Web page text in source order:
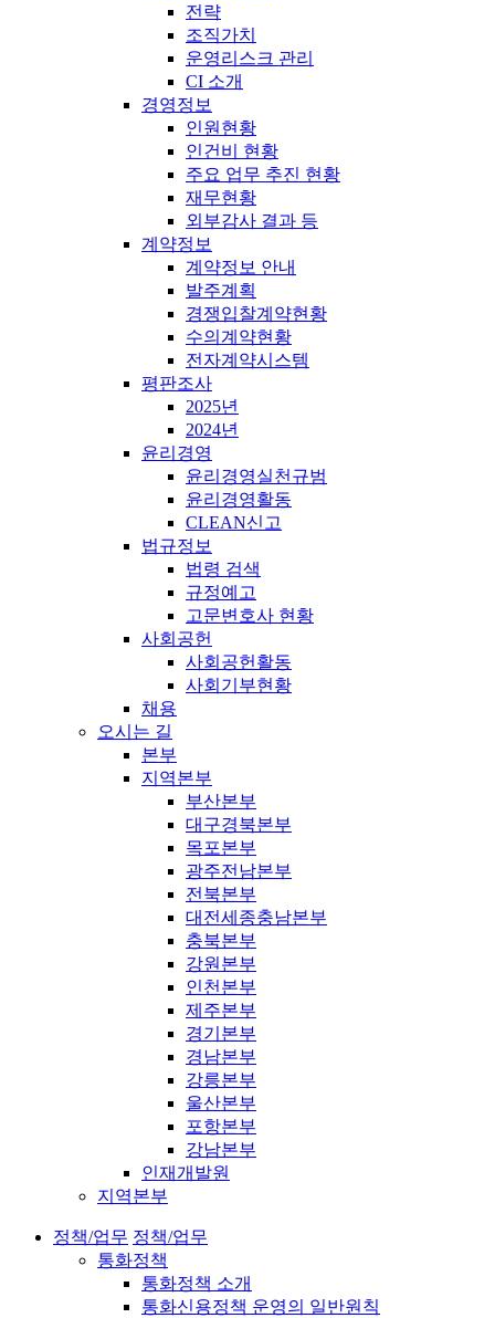
전략
조직가치
운영리스크 관리
CI 소개
경영정보
인원현황
인건비 현황
주요 업무 추진 현황
재무현황
외부감사 결과 등
계약정보
계약정보 안내
발주계획
경쟁입찰계약현황
수의계약현황
전자계약시스템
평판조사
2025년
2024년
윤리경영
윤리경영실천규범
윤리경영활동
CLEAN신고
법규정보
법령 검색
규정예고
고문변호사 현황
사회공헌
사회공헌활동
사회기부현황
채용
오시는 길
본부
지역본부
부산본부
대구경북본부
목포본부
광주전남본부
전북본부
대전세종충남본부
충북본부
강원본부
인천본부
제주본부
경기본부
경남본부
강릉본부
울산본부
포항본부
강남본부
인재개발원
지역본부
정책/업무 정책/업무
통화정책
통화정책 소개
통화신용정책 운영의 일반원칙